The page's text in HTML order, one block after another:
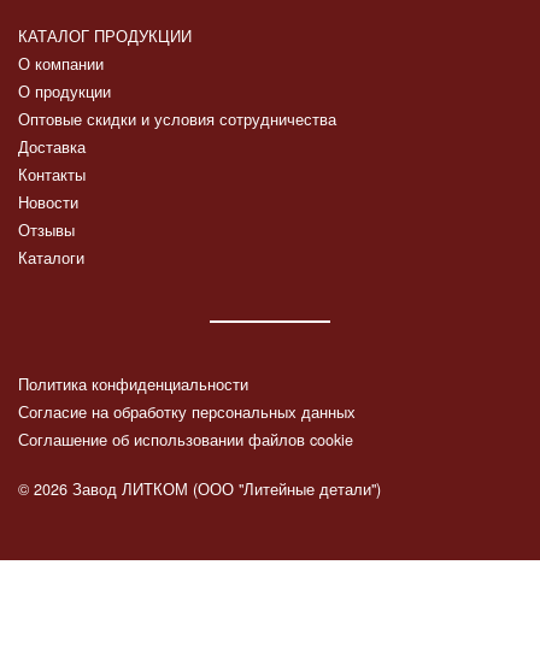
КАТАЛОГ ПРОДУКЦИИ
О компании
О продукции
Оптовые скидки и условия сотрудничества
Доставка
Контакты
Новости
Отзывы
Каталоги
Политика конфиденциальности
Согласие на обработку персональных данных
Соглашение об использовании файлов cookie
© 2026 Завод ЛИТКОМ (ООО "Литейные детали")